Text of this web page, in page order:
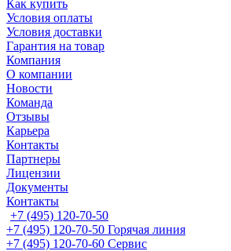
Как купить
Условия оплаты
Условия доставки
Гарантия на товар
Компания
О компании
Новости
Команда
Отзывы
Карьера
Контакты
Партнеры
Лицензии
Документы
Контакты
+7 (495) 120-70-50
+7 (495) 120-70-50 Горячая линия
+7 (495) 120-70-60 Сервис